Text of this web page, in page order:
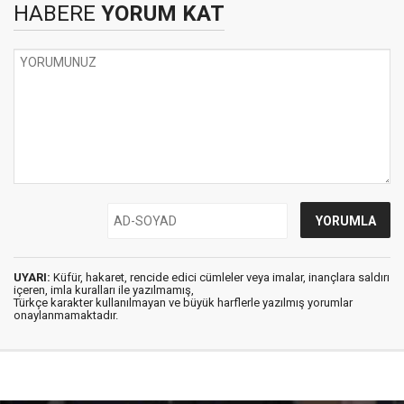
HABERE YORUM KAT
UYARI: Küfür, hakaret, rencide edici cümleler veya imalar, inançlara saldırı
içeren, imla kuralları ile yazılmamış,
Türkçe karakter kullanılmayan ve büyük harflerle yazılmış yorumlar
onaylanmamaktadır.